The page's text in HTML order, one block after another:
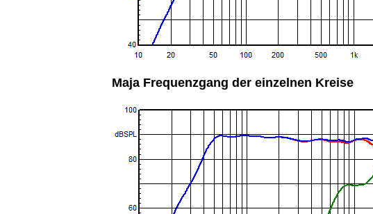
Maja Frequenzgang der einzelnen Kreise